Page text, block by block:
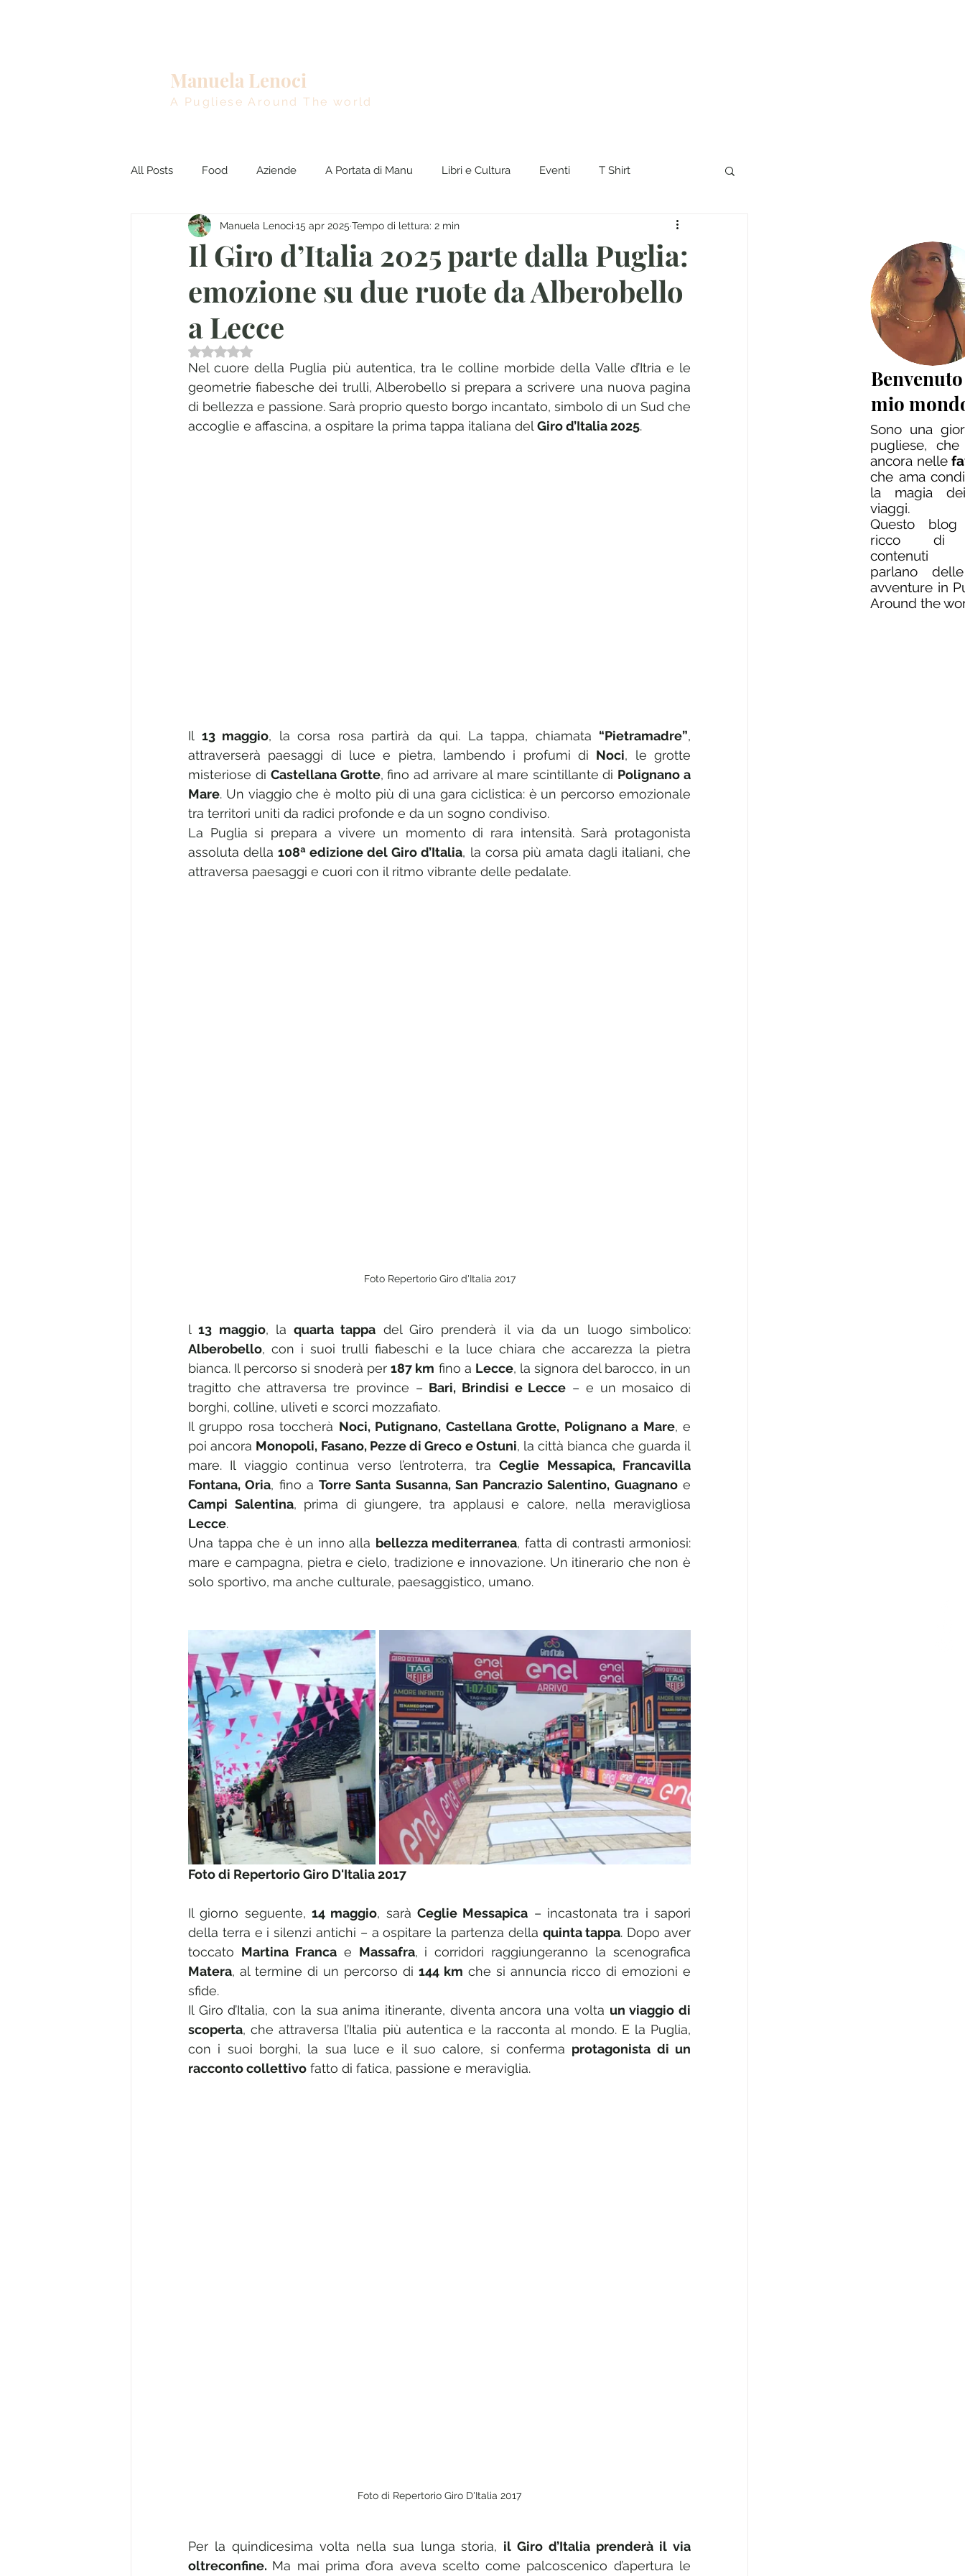
Manuela Lenoci
A Pugliese Around The world
All Posts Food Aziende A Portata di Manu Libri e Cultura Eventi T Shirt
Viaggi nel Mondo BreakingNews euro
Il Giro d’Italia 2025 parte dalla Puglia:
emozione su due ruote da Alberobello
a Lecce
Manuela Lenoci 15 apr 2025 Tempo di lettura: 2 min
Valutazione NaN stelle su 5.
Nel cuore della Puglia più autentica, tra le colline morbide della Valle d’Itria e le
geometrie fiabesche dei trulli, Alberobello si prepara a scrivere una nuova pagina
di bellezza e passione. Sarà proprio questo borgo incantato, simbolo di un Sud che
accoglie e affascina, a ospitare la prima tappa italiana del Giro d’Italia 2025.
Il 13 maggio, la corsa rosa partirà da qui. La tappa, chiamata “Pietramadre”,
attraverserà paesaggi di luce e pietra, lambendo i profumi di Noci, le grotte
misteriose di Castellana Grotte, fino ad arrivare al mare scintillante di Polignano a
Mare. Un viaggio che è molto più di una gara ciclistica: è un percorso emozionale
tra territori uniti da radici profonde e da un sogno condiviso.
La Puglia si prepara a vivere un momento di rara intensità. Sarà protagonista
assoluta della 108ª edizione del Giro d’Italia, la corsa più amata dagli italiani, che
attraversa paesaggi e cuori con il ritmo vibrante delle pedalate.
Foto Repertorio Giro d'Italia 2017
l 13 maggio, la quarta tappa
Alberobello, con i suoi trulli fiabeschi e la luce chiara che accarezza la pietra
bianca. Il percorso si snoderà per 187 km fino a Lecce, la signora del barocco, in un
tragitto che attraversa tre province – Bari, Brindisi e Lecce – e un mosaico di
borghi, colline, uliveti e scorci mozzafiato.
Il gruppo rosa toccherà Noci, Putignano, Castellana Grotte, Polignano a Mare, e
poi ancora Monopoli, Fasano, Pezze di Greco e Ostuni, la città bianca che guarda il
mare. Il viaggio continua verso l’entroterra, tra Ceglie Messapica, Francavilla
Fontana, Oria, fino a Torre Santa Susanna, San Pancrazio Salentino, Guagnano
Campi Salentina
Lecce.
Una tappa che è un inno alla bellezza mediterranea, fatta di contrasti armoniosi:
mare e campagna, pietra e cielo, tradizione e innovazione. Un itinerario che non è
solo sportivo, ma anche culturale, paesaggistico, umano.
Foto di Repertorio Giro D'Italia 2017
Il giorno seguente, 14 maggio, sarà Ceglie Messapica – incastonata tra i sapori
della terra e i silenzi antichi – a ospitare la partenza della quinta tappa. Dopo aver
toccato Martina Franca e Massafra
Matera, al termine di un percorso di 144 km che si annuncia ricco di emozioni e
sfide.
Il Giro d’Italia, con la sua anima itinerante, diventa ancora una volta un viaggio di
scoperta, che attraversa l’Italia più autentica e la racconta al mondo. E la Puglia,
con i suoi borghi, la sua luce e il suo calore, si conferma protagonista di un
racconto collettivo fatto di fatica, passione e meraviglia.
Foto di Repertorio Giro D'Italia 2017
Per la quindicesima volta nella sua lunga storia, il Giro d’Italia prenderà il via
oltreconfine. Ma mai prima d’ora aveva scelto come palcoscenico d’apertura le
mio
Sono una
pugliese,
ancora nelle
che ama
la magia
viaggi.
Questo
ricco di
parlano
avventure in
Around the